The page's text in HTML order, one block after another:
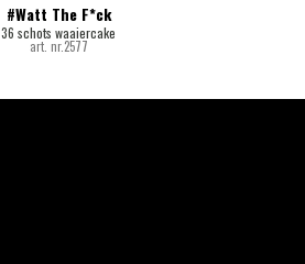
#Watt The F*ck
36 schots waaiercake
art. nr.2577